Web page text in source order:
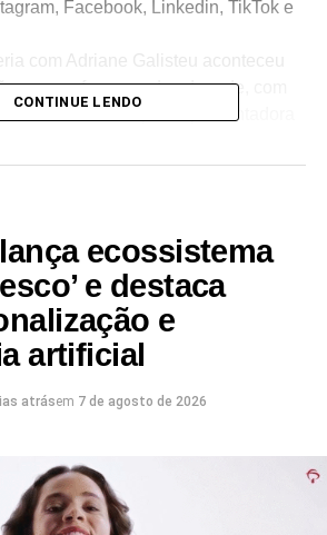
Facebook, Linkedin, TikTok e
com Adriane Galisteu aconteceu
com os franqueados da rede, com
enviado pela apresentadora
sociais a partir de agosto.
Nelson Lins, Adriana Galisteu
da marca. “Ela é elegante, gosta
na beleza um aliado do bem estar
exatamente nisso na
do cuidado, no respeito à beleza de
de entregar procedimentos
de forma acessível”, finaliza.
anunciam collab para
marketing
CONTINUE LENDO
ecossistema
e destaca
e
artificial
atrásem 7 de agosto de 2026